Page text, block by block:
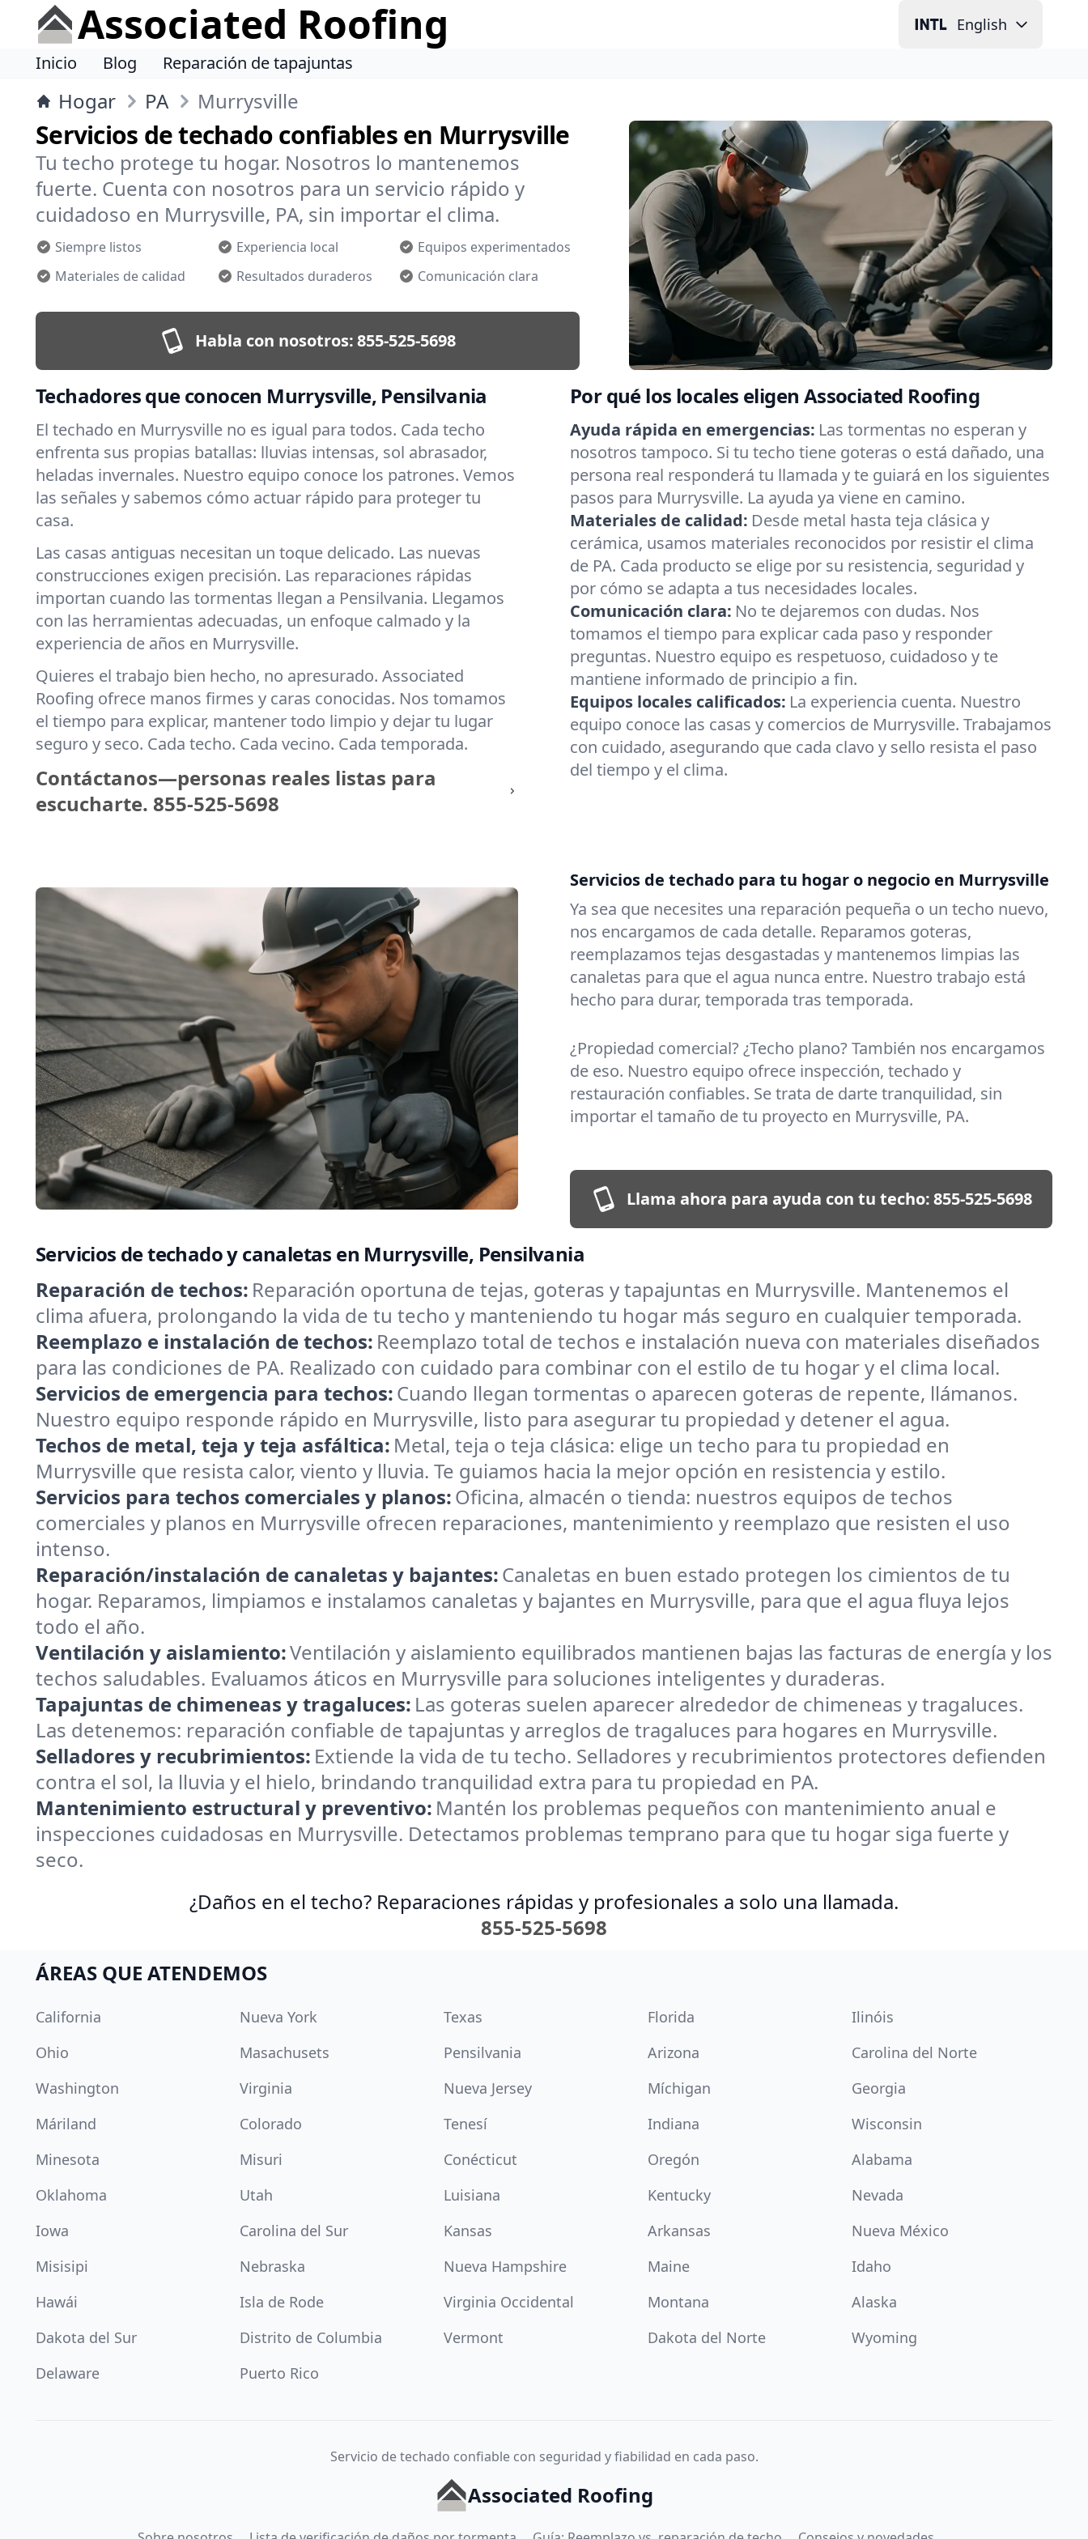
Associated Roofing English
Inicio Blog Reparación de tapajuntas
Hogar PA Murrysville
Servicios de techado confiables en Murrysville
Tu techo protege tu hogar. Nosotros lo mantenemos
fuerte. Cuenta con nosotros para un servicio rápido y
cuidadoso en Murrysville, PA, sin importar el clima.
Siempre listos Experiencia local
Equipos experimentados
Materiales de calidad
Resultados duraderos Comunicación clara
Habla con nosotros:855-525-5698
Techadores que conocen Murrysville, Pensilvania
El techado en Murrysville no es igual para todos. Cada techo
enfrenta sus propias batallas: lluvias intensas, sol abrasador,
heladas invernales. Nuestro equipo conoce los patrones. Vemos
las señales y sabemos cómo actuar rápido para proteger tu
casa.
Las casas antiguas necesitan un toque delicado. Las nuevas
construcciones exigen precisión. Las reparaciones rápidas
importan cuando las tormentas llegan a Pensilvania. Llegamos
con las herramientas adecuadas, un enfoque calmado y la
experiencia de años en Murrysville.
Quieres el trabajo bien hecho, no apresurado. Associated
Roofing ofrece manos firmes y caras conocidas. Nos tomamos
el tiempo para explicar, mantener todo limpio y dejar tu lugar
seguro y seco. Cada techo. Cada vecino. Cada temporada.
Contáctanos—personas reales listas para
escucharte. 855-525-5698
Por qué los locales eligen Associated Roofing
Ayuda rápida en emergencias: Las tormentas no esperan y
nosotros tampoco. Si tu techo tiene goteras o está dañado, una
persona real responderá tu llamada y te guiará en los siguientes
pasos para Murrysville. La ayuda ya viene en camino.
Materiales de calidad: Desde metal hasta teja clásica y
cerámica, usamos materiales reconocidos por resistir el clima
de PA. Cada producto se elige por su resistencia, seguridad y
por cómo se adapta a tus necesidades locales.
Comunicación clara: No te dejaremos con dudas. Nos
tomamos el tiempo para explicar cada paso y responder
preguntas. Nuestro equipo es respetuoso, cuidadoso y te
mantiene informado de principio a fin.
Equipos locales calificados: La experiencia cuenta. Nuestro
equipo conoce las casas y comercios de Murrysville. Trabajamos
con cuidado, asegurando que cada clavo y sello resista el paso
del tiempo y el clima.
Servicios de techado para tu hogar o negocio en Murrysville
Ya sea que necesites una reparación pequeña o un techo nuevo,
nos encargamos de cada detalle. Reparamos goteras,
reemplazamos tejas desgastadas y mantenemos limpias las
canaletas para que el agua nunca entre. Nuestro trabajo está
hecho para durar, temporada tras temporada.
¿Propiedad comercial? ¿Techo plano? También nos encargamos
de eso. Nuestro equipo ofrece inspección, techado y
restauración confiables. Se trata de darte tranquilidad, sin
importar el tamaño de tu proyecto en Murrysville, PA.
Llama ahora para ayuda con tu techo:855-525-5698
Servicios de techado y canaletas en Murrysville, Pensilvania
Reparación de techos: Reparación oportuna de tejas, goteras y tapajuntas en Murrysville. Mantenemos el
clima afuera, prolongando la vida de tu techo y manteniendo tu hogar más seguro en cualquier temporada.
Reemplazo e instalación de techos: Reemplazo total de techos e instalación nueva con materiales diseñados
para las condiciones de PA. Realizado con cuidado para combinar con el estilo de tu hogar y el clima local.
Servicios de emergencia para techos:Cuando llegan tormentas o aparecen goteras de repente, llámanos.
Nuestro equipo responde rápido en Murrysville, listo para asegurar tu propiedad y detener el agua.
Techos de metal, teja y teja asfáltica: Metal, teja o teja clásica: elige un techo para tu propiedad en
Murrysville que resista calor, viento y lluvia. Te guiamos hacia la mejor opción en resistencia y estilo.
Servicios para techos comerciales y planos:Oficina, almacén o tienda: nuestros equipos de techos
comerciales y planos en Murrysville ofrecen reparaciones, mantenimiento y reemplazo que resisten el uso
intenso.
Reparación/instalación de canaletas y bajantes:Canaletas en buen estado protegen los cimientos de tu
hogar. Reparamos, limpiamos e instalamos canaletas y bajantes en Murrysville, para que el agua fluya lejos
todo el año.
Ventilación y aislamiento:Ventilación y aislamiento equilibrados mantienen bajas las facturas de energía y los
techos saludables. Evaluamos áticos en Murrysville para soluciones inteligentes y duraderas.
Tapajuntas de chimeneas y tragaluces: Las goteras suelen aparecer alrededor de chimeneas y tragaluces.
Las detenemos: reparación confiable de tapajuntas y arreglos de tragaluces para hogares en Murrysville.
Selladores y recubrimientos: Extiende la vida de tu techo. Selladores y recubrimientos protectores defienden
contra el sol, la lluvia y el hielo, brindando tranquilidad extra para tu propiedad en PA.
Mantenimiento estructural y preventivo: Mantén los problemas pequeños con mantenimiento anual e
inspecciones cuidadosas en Murrysville. Detectamos problemas temprano para que tu hogar siga fuerte y
seco.
¿Daños en el techo? Reparaciones rápidas y profesionales a solo una llamada.
855-525-5698
ÁREAS QUE ATENDEMOS
California Nueva York Texas Florida
Ilinóis
Ohio
Masachusets Pensilvania Arizona
Carolina del Norte
Washington
Virginia Nueva Jersey Míchigan
Georgia
Máriland
Colorado Tenesí Indiana
Wisconsin
Minesota
Misuri Conécticut Oregón
Alabama
Oklahoma
Utah Luisiana Kentucky
Nevada
Iowa
Carolina del Sur Kansas Arkansas
Nueva México
Misisipi
Nebraska Nueva Hampshire Maine
Idaho
Hawái
Isla de Rode Virginia Occidental Montana
Alaska
Dakota del Sur
Distrito de Columbia Vermont Dakota del Norte
Wyoming
Delaware
Puerto Rico
Servicio de techado confiable con seguridad y fiabilidad en cada paso.
Associated Roofing